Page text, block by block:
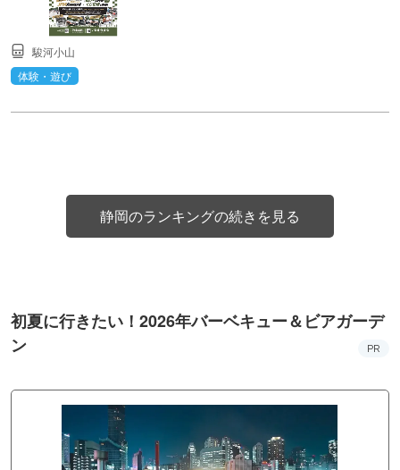
駿河小山
体験・遊び
静岡のランキングの続きを見る
初夏に行きたい！2026年バーベキュー＆ビアガーデ
ン
PR